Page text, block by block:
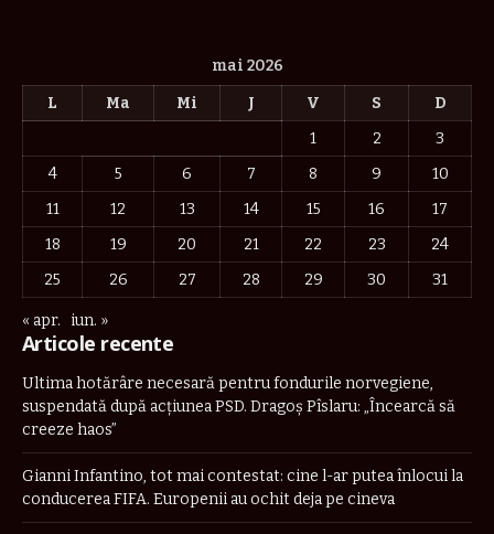
mai 2026
L
Ma Mi J V S
D
1
2
3
4
5 6 7 8 9
10
11
12 13 14 15 16
17
18
19 20 21 22 23
24
25
26 27 28 29 30 31
« apr. iun. »
Articole recente
Ultima hotărâre necesară pentru fondurile norvegiene,
suspendată după acțiunea PSD. Dragoș Pîslaru: „Încearcă să
creeze haos”
Gianni Infantino, tot mai contestat: cine l-ar putea înlocui la
conducerea FIFA. Europenii au ochit deja pe cineva